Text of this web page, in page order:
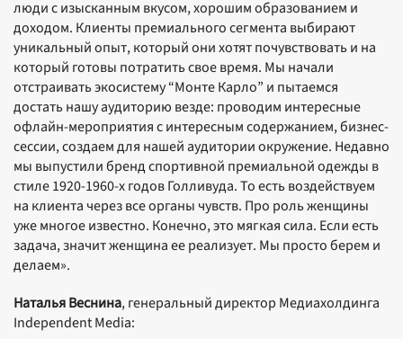
люди с изысканным вкусом, хорошим образованием и
доходом. Клиенты премиального сегмента выбирают
уникальный опыт, который они хотят почувствовать и на
который готовы потратить свое время. Мы начали
отстраивать экосистему “Монте Карло” и пытаемся
достать нашу аудиторию везде: проводим интересные
офлайн-мероприятия с интересным содержанием, бизнес-
сессии, создаем для нашей аудитории окружение. Недавно
мы выпустили бренд спортивной премиальной одежды в
стиле 1920-1960-х годов Голливуда. То есть воздействуем
на клиента через все органы чувств. Про роль женщины
уже многое известно. Конечно, это мягкая сила. Если есть
задача, значит женщина ее реализует. Мы просто берем и
делаем».
Наталья Веснина, генеральный директор Медиахолдинга
Independent Media: